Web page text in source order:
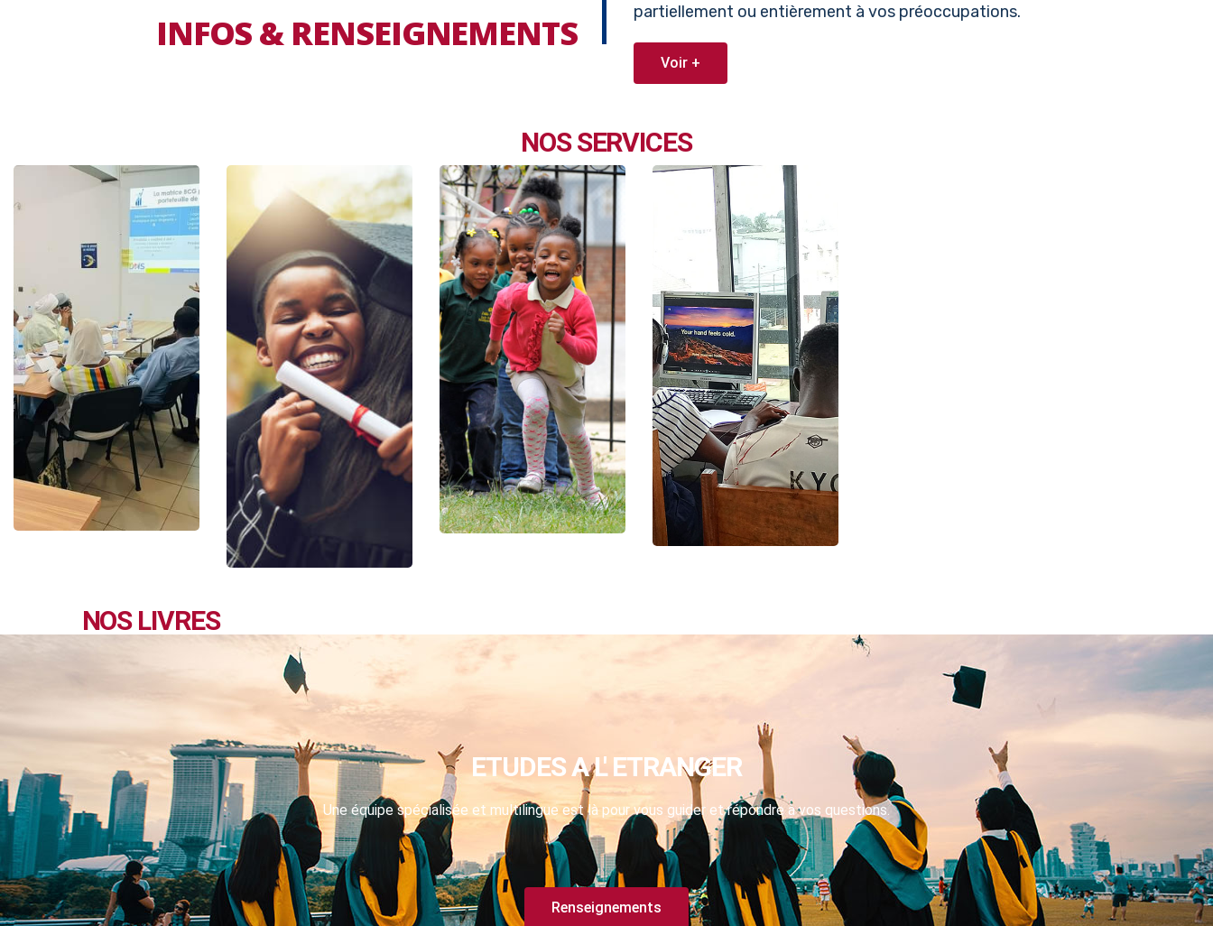
INFOS & RENSEIGNEMENTS
partiellement ou entièrement à vos préoccupations.
Voir +
NOS SERVICES
NOS LIVRES
ETUDES A L' ETRANGER
Une équipe spécialisée et multilingue est là pour vous guider et répondre à vos questions.
Renseignements